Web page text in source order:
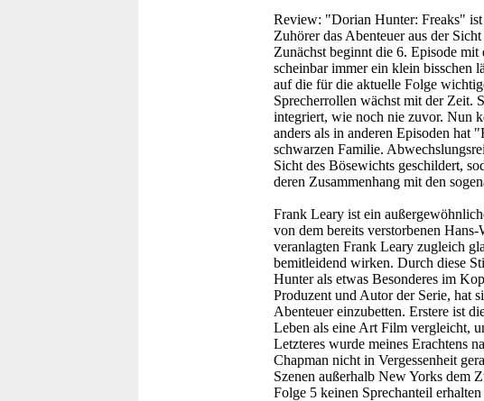
Review: "Dorian Hunter: Freaks"
Zuhörer das Abenteuer aus der
Zunächst beginnt die 6. Episode
scheinbar immer ein klein bisschen
auf die für die aktuelle Folge
Sprecherrollen wächst mit der Zeit.
integriert, wie noch nie zuvor. Nun
anders als in anderen Episoden hat
schwarzen Familie.
Sicht des Bösewichts geschildert,
deren Zusammenhang mit den
Frank Leary ist ein
von dem bereits verstorbenen
veranlagten Frank Leary zugleich
bemitleidend wirken. Durch diese
Hunter als etwas Besonderes im
Produzent und Autor der Serie, hat
Abenteuer einzubetten. Erstere ist
Leben als eine Art Film vergleicht,
Letzteres wurde meines Erachtens
Chapman nicht in Vergessenheit
Szenen außerhalb New Yorks dem
Folge 5 keinen Sprechanteil erhalten